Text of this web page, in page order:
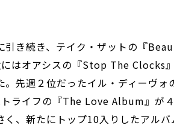
引き続き、テイク・ザットの『
はオアシスの『Stop The Clocks
。先週２位だったイル・ディーヴ
ライフの『The Love Album』が
く、新たにトップ10入りしたアルバ